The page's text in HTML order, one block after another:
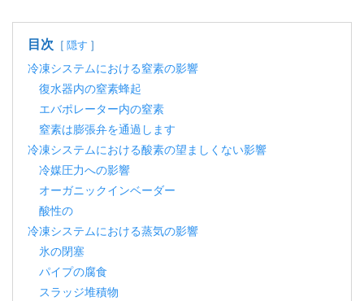
目次 隠す
冷凍システムにおける窒素の影響
復水器内の窒素蜂起
エバポレーター内の窒素
窒素は膨張弁を通過します
冷凍システムにおける酸素の望ましくない影響
冷媒圧力への影響
オーガニックインベーダー
酸性の
冷凍システムにおける蒸気の影響
氷の閉塞
パイプの腐食
スラッジ堆積物